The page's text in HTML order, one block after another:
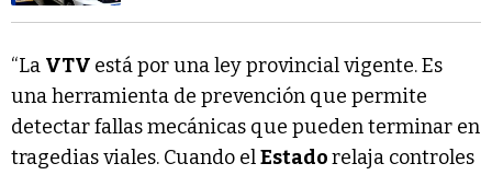
“La VTV está por una ley provincial vigente. Es
una herramienta de prevención que permite
detectar fallas mecánicas que pueden terminar en
tragedias viales. Cuando elEstadorelaja controles